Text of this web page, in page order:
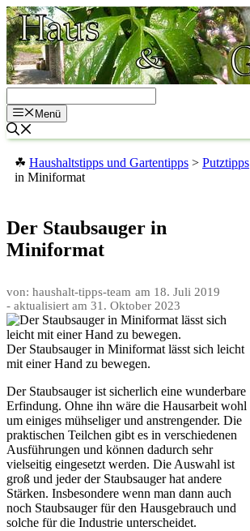
Zum
Inhalt
springen
Menü
☘ Haushaltstipps und Gartentipps > Putztipps
in Miniformat
Der Staubsauger in
Miniformat
von: haushalt-tipps-team am 18. Juli 2019
- aktualisiert am 31. Oktober 2023
Der Staubsauger in Miniformat lässt sich leicht
mit einer Hand zu bewegen.
Der Staubsauger ist sicherlich eine wunderbare
Erfindung. Ohne ihn wäre die Hausarbeit wohl
um einiges mühseliger und anstrengender. Die
praktischen Teilchen gibt es in verschiedenen
Ausführungen und können dadurch sehr
vielseitig eingesetzt werden. Die Auswahl ist
groß und jeder der Staubsauger hat andere
Stärken. Insbesondere wenn man dann auch
noch Staubsauger für den Hausgebrauch und
solche für die Industrie unterscheidet.